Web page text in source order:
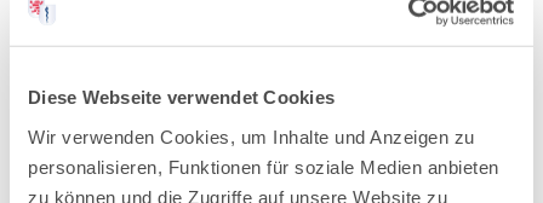
Diese Webseite verwendet Cookies
Wir verwenden Cookies, um Inhalte und Anzeigen zu
personalisieren, Funktionen für soziale Medien anbieten
zu können und die Zugriffe auf unsere Website zu
2019
2017